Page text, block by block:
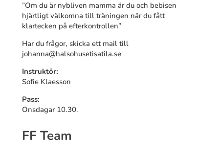
”Om du är nybliven mamma är du och bebisen
hjärtligt välkomna till träningen när du fått
klartecken på efterkontrollen”
Har du frågor, skicka ett mail till
johanna@halsohusetisatila.se
Instruktör:
Sofie Klaesson
Pass:
Onsdagar 10.30.
FF Team